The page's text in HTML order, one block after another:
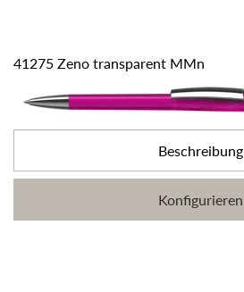
41275 Zeno transparent MMn
Beschreibung
Konfigurieren